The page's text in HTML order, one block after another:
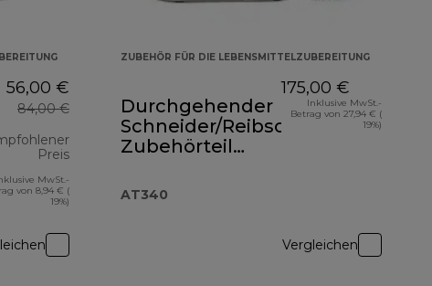
56,00 €
84,00 €
Preis
Originalpreis 84,00 €
MwSt.-
von 8,94 € (
19%)
ZUBEHÖR FÜR DIE LEBENSMITTELZUBEREITUNG
Durchgehender
Schneider/Reibschnitzler
Zubehörteil
AT340
175,00 €
Inklusive MwSt.-
Betrag von 27,94 € (
19%)
Vergleichen